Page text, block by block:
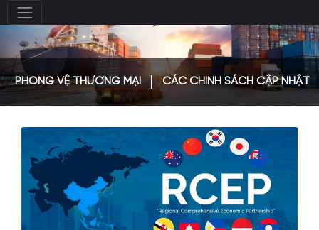
PHÒNG VỆ THƯƠNG MẠI CÁC CHÍNH SÁCH CẬP NHẬT